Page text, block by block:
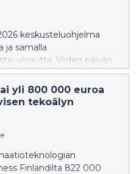
keskusteluohjelma
ja samalla
viisautta. Viiden päivän
miltä viisaus näyttää
tekoäly muuttaa
keskustelu hakee
yli 800 000 euroa
tekoälyn
Finlandilta 822 000